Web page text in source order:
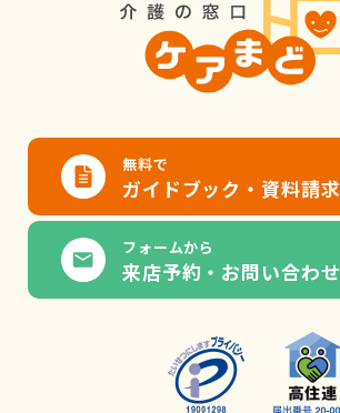
無料で
ガイドブック・資料請求
フォームから
来店予約・お問い合わせ